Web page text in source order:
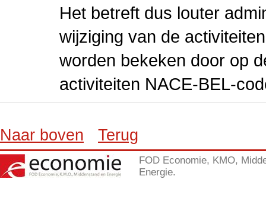
Het betreft dus louter
wijziging van de
worden bekeken door op
activiteiten NACE-BEL-
Naar boven Terug
FOD Economie, KMO,
Energie.